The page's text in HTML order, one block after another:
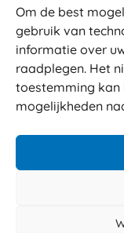
Om de best
gebruik van
informatie over
raadplegen. Het
toestemming kan
mogelijkheden
Betalen
Levering
Retouren
Service en garantie
Veilig
© 2026 Sabé